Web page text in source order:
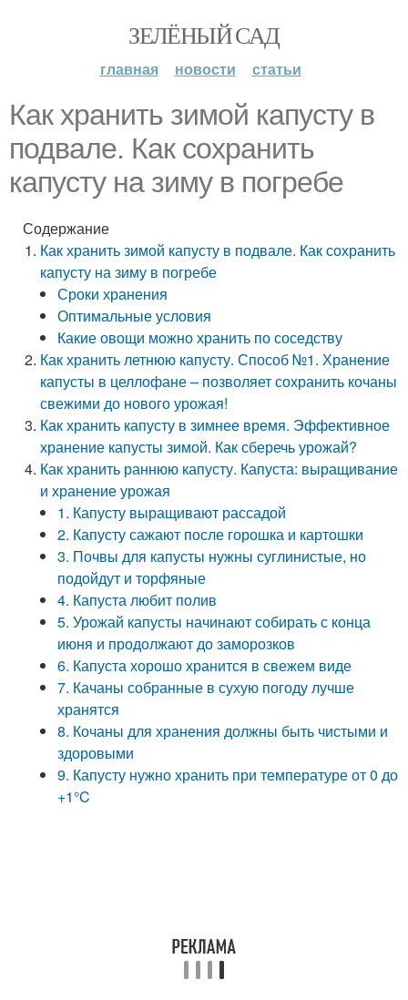
ЗЕЛЁНЫЙ САД
главная новости статьи
Как хранить зимой капусту в
подвале. Как сохранить
капусту на зиму в погребе
Содержание
Как хранить зимой капусту в подвале. Как сохранить
капусту на зиму в погребе
Сроки хранения
Оптимальные условия
Какие овощи можно хранить по соседству
Как хранить летнюю капусту. Способ №1. Хранение
капусты в целлофане – позволяет сохранить кочаны
свежими до нового урожая!
Как хранить капусту в зимнее время. Эффективное
хранение капусты зимой. Как сберечь урожай?
Как хранить раннюю капусту. Капуста: выращивание
и хранение урожая
1. Капусту выращивают рассадой
2. Капусту сажают после горошка и картошки
3. Почвы для капусты нужны суглинистые, но
подойдут и торфяные
4. Капуста любит полив
5. Урожай капусты начинают собирать с конца
июня и продолжают до заморозков
6. Капуста хорошо хранится в свежем виде
7. Качаны собранные в сухую погоду лучше
хранятся
8. Кочаны для хранения должны быть чистыми и
здоровыми
9. Капусту нужно хранить при температуре от 0 до
+1°C